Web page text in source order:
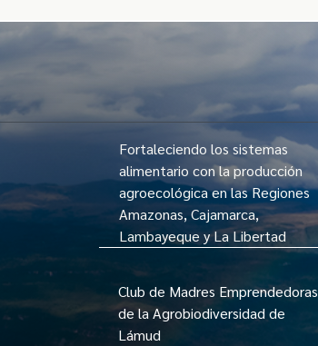
Fortaleciendo los sistemas
alimentario con la producción
agroecológica en las Regiones
Amazonas, Cajamarca,
Lambayeque y La Libertad
Club de Madres Emprendedoras
de la Agrobiodiversidad de
Lámud